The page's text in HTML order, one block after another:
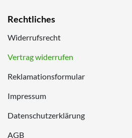
Rechtliches
Widerrufsrecht
Vertrag widerrufen
Reklamationsformular
Impressum
Datenschutzerklärung
AGB